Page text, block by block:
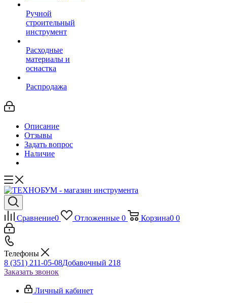
Ручной
строительный
инструмент
Расходные
материалы и
оснастка
Распродажа
Описание
Отзывы
Задать вопрос
Наличие
Сравнение0 Отложенные 0 Корзина0 0
Телефоны
8 (351) 211-05-08Добавочный 218
Заказать звонок
Личный кабинет